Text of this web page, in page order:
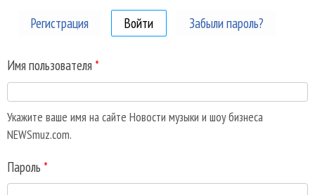
Регистрация Войти (активная вкладка)
Забыли пароль?
Имя пользователя *
Укажите ваше имя на сайте Новости музыки и шоу бизнеса
NEWSmuz.com.
Пароль *